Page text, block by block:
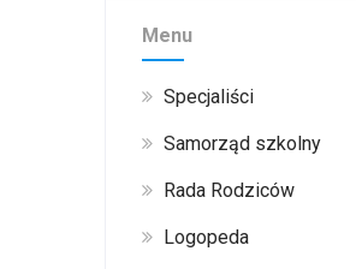
Menu
Specjaliści
Samorząd szkolny
Rada Rodziców
Logopeda